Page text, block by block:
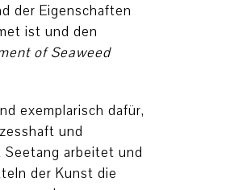
der Eigenschaften
ist und den
of Seaweed
exemplarisch dafür,
und
arbeitet und
der Kunst die